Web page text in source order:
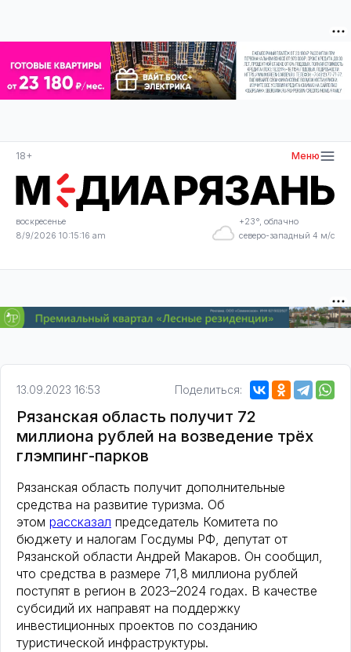
18+ Меню
воскресенье
8/9/2026 10:15:17 am
+23°, облачно
северо-западный 4 м/с
13.09.2023 16:53 Поделиться:
Рязанская область получит 72
миллиона рублей на возведение трёх
глэмпинг-парков
Рязанская область получит дополнительные
средства на развитие туризма. Об
этом рассказал председатель Комитета по
бюджету и налогам Госдумы РФ, депутат от
Рязанской области Андрей Макаров. Он сообщил,
что средства в размере 71,8 миллиона рублей
поступят в регион в 2023–2024 годах. В качестве
субсидий их направят на поддержку
инвестиционных проектов по созданию
туристической инфраструктуры.